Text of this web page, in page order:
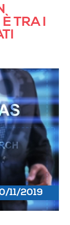
TRA I
11/2019